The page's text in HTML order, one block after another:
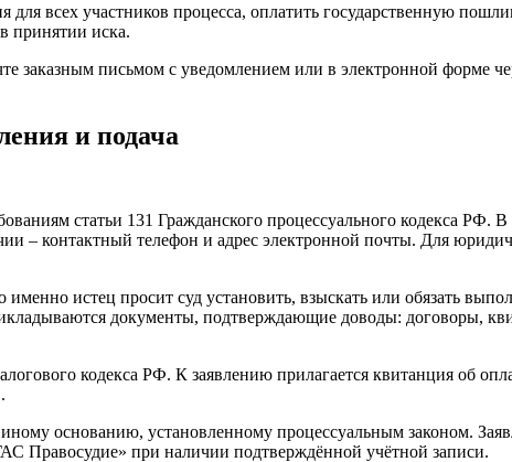
для всех участников процесса, оплатить государственную
принятии иска.
заказным письмом с уведомлением или в электронной форме
и подача
статьи 131 Гражданского процессуального кодекса РФ.
– контактный телефон и адрес электронной почты. Для
истец просит суд установить, взыскать или обязать
документы, подтверждающие доводы: договоры,
кодекса РФ. К заявлению прилагается квитанция об
основанию, установленному процессуальным законом.
Правосудие» при наличии подтверждённой учётной записи.